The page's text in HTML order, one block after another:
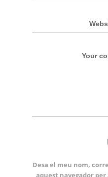
Desa el meu nom,
aquest navegador